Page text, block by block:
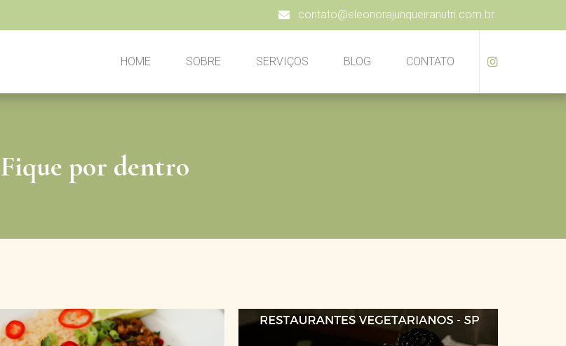
contato@eleonorajunqueiranutri.com.br
HOME SOBRE SERVIÇOS BLOG CONTATO
Fique por dentro